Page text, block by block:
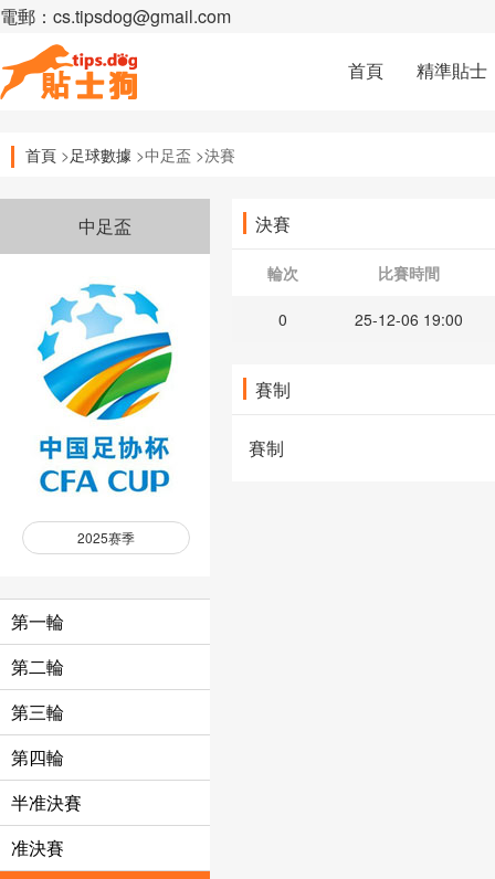
電郵：cs.tipsdog@gmail.com
首頁 精準貼士
首頁 >足球數據 >中足盃 >決賽
中足盃
2025赛季
第一輪
第二輪
第三輪
第四輪
半准決賽
准決賽
決賽
輪次 比賽時間
0 25-12-06 19:00
賽制
賽制